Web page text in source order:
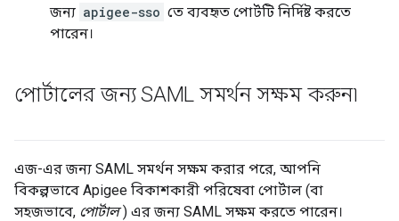
জন্য apigee-sso তে ব্যবহৃত পোর্টটি নির্দিষ্ট করতে
পারেন।
পোর্টালের জন্য SAML সমর্থন সক্ষম করুন৷
এজ-এর জন্য SAML সমর্থন সক্ষম করার পরে, আপনি
বিকল্পভাবে Apigee বিকাশকারী পরিষেবা পোর্টাল (বা
সহজভাবে, পোর্টাল) এর জন্য SAML সক্ষম করতে পারেন।